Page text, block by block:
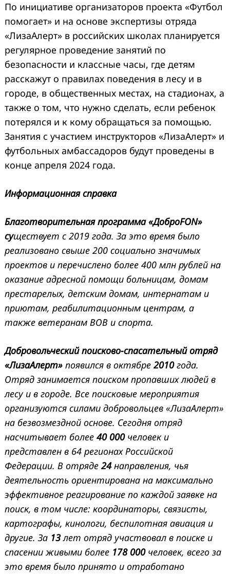
По инициативе организаторов проекта «Футбол
помогает» и на основе экспертизы отряда
«ЛизаАлерт» в российских школах планируется
регулярное проведение занятий по
безопасности и классные часы, где детям
расскажут о правилах поведения в лесу и в
городе, в общественных местах, на стадионах, а
также о том, что нужно сделать, если ребенок
потерялся и к кому обращаться за помощью.
Занятия с участием инструкторов «ЛизаАлерт» и
футбольных амбассадоров будут проведены в
конце апреля 2024 года.
Информационная справка
Благотворительная программа «ДоброFON»
существует с 2019 года. За это время было
реализовано свыше 200 социально значимых
проектов и перечислено более 400 млн рублей на
оказание адресной помощи больницам, домам
престарелых, детским домам, интернатам и
приютам, реабилитационным центрам, а
также ветеранам ВОВ и спорта.
Добровольческий поисково-спасательный отряд
«ЛизаАлерт» появился в октябре 2010года.
Отряд занимается поиском пропавших людей в
лесу и в городе. Все поисковые мероприятия
организуются силами добровольцев «ЛизаАлерт»
на безвозмездной основе. Сегодня отряд
насчитывает более 40 000 человек и
представлен в 64 регионах Российской
Федерации. В отряде 24направления, чья
деятельность ориентирована на максимально
эффективное реагирование по каждой заявке на
поиск, в том числе: координаторы, связисты,
картографы, кинологи, беспилотная авиация и
другие. За 13лет отряд участвовал в поиске и
спасении живыми более 178 000человек, всего за
это время было принято и отработано